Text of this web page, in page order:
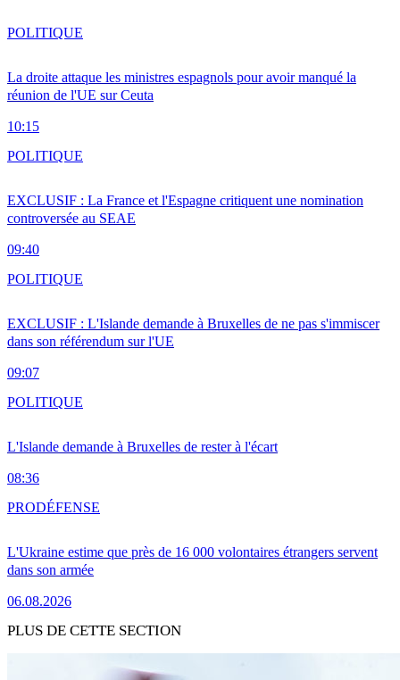
La droite attaque les ministres espagnols pour avoir manqué la
réunion de l'UE sur Ceuta
10:15
POLITIQUE
EXCLUSIF : La France et l'Espagne critiquent une nomination
controversée au SEAE
09:40
POLITIQUE
EXCLUSIF : L'Islande demande à Bruxelles de ne pas s'immiscer
dans son référendum sur l'UE
09:07
POLITIQUE
L'Islande demande à Bruxelles de rester à l'écart
08:36
POLITIQUE
L'Ukraine estime que près de 16 000 volontaires étrangers servent
dans son armée
06.08.2026
PRODÉFENSE
PLUS DE CETTE SECTION